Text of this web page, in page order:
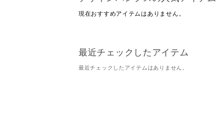
現在おすすめアイテムはありません。
最近チェックしたアイテム
最近チェックしたアイテムはありません。